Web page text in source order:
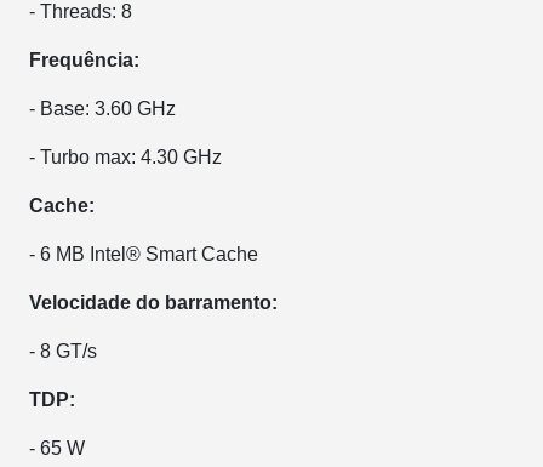
- Threads: 8
Frequência:
- Base: 3.60 GHz
- Turbo max: 4.30 GHz
Cache:
- 6 MB Intel® Smart Cache
Velocidade do barramento:
- 8 GT/s
TDP:
- 65 W